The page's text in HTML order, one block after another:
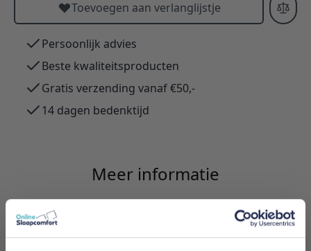
Toevoegen aan verlanglijstje
Persoonlijk advies
Beste kwaliteitsproducten
Gratis verzending vanaf €50,-
14 dagen bedenktijd
Meer informatie
Merk